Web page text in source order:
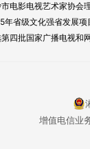
电影电视艺术家协会
年省级文化强省发展项
第四批国家广播电视和
增值电信业